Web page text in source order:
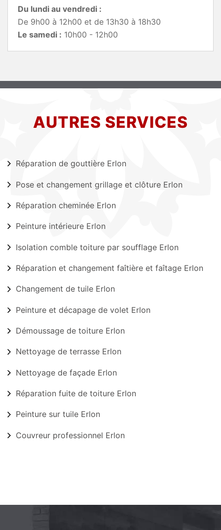
Du lundi au vendredi :
De 9h00 à 12h00 et de 13h30 à 18h30
Le samedi : 10h00 - 12h00
AUTRES SERVICES
Réparation de gouttière Erlon
Pose et changement grillage et clôture Erlon
Réparation cheminée Erlon
Peinture intérieure Erlon
Isolation comble toiture par soufflage Erlon
Réparation et changement faîtière et faîtage Erlon
Changement de tuile Erlon
Peinture et décapage de volet Erlon
Démoussage de toiture Erlon
Nettoyage de terrasse Erlon
Nettoyage de façade Erlon
Réparation fuite de toiture Erlon
Peinture sur tuile Erlon
Couvreur professionnel Erlon